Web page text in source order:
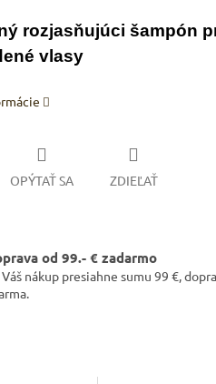
rozjasňujúci šampón
vlasy
OPÝTAŤ SA ZDIEĽAŤ
od 99.- € zadarmo
nákup presiahne sumu 99 €,